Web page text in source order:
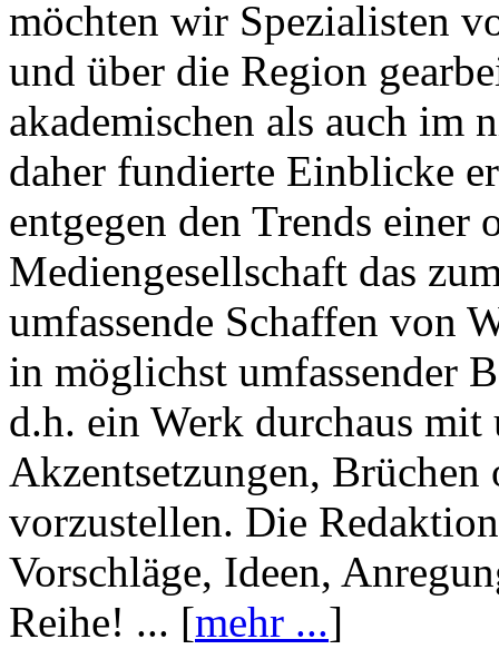
möchten wir Spezialisten
und über die Region
akademischen als auch im
daher fundierte Einblicke
entgegen den Trends einer
Mediengesellschaft das
umfassende Schaffen von
in möglichst umfassender
d.h. ein Werk durchaus mit
Akzentsetzungen, Brüchen
vorzustellen. Die
Vorschläge, Ideen,
Reihe! ... [mehr ...]